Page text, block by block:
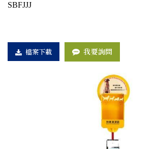
SBFJJJ
檔案下載 我要詢問